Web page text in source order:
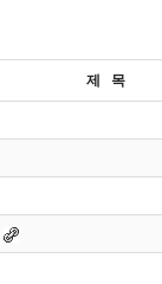
제 목